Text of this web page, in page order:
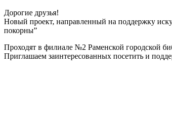
Дорогие друзья!
Новый проект, направленный на поддержку
покорны”
Проходят в филиале №2 Раменской городской
Приглашаем заинтересованных посетить и